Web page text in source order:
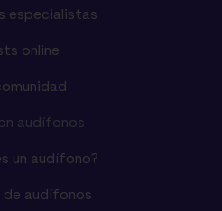
especialistas
online
audífonos
un audífono?
de audífonos